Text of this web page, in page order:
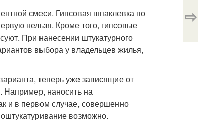
смеси. Гипсовая шпаклевка по
нельзя. Кроме того, гипсовые
При нанесении штукатурного
выбора у владельцев жилья,
теперь уже зависящие от
Например, наносить на
и в первом случае, совершенно
возможно.
⇨